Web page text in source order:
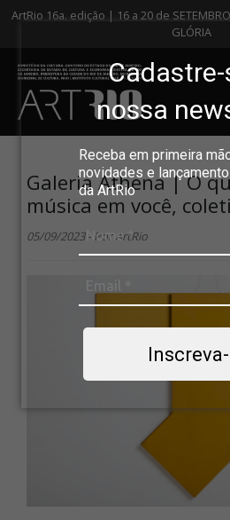
nossa
Receba em primeira
novidades e
da ArtRio
ArtRio 16a. edição | 16 a 20 de
GLÓRIA
Galeria Athena | O
música em você,
05/09/2023 - Por ArtRio